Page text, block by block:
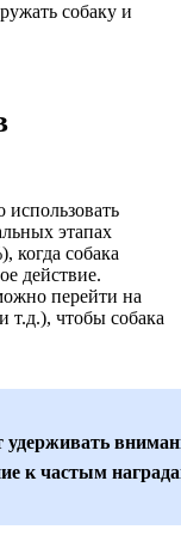
собаку и
этапах
когда собака
действие.
перейти на
т.д.), чтобы собака
удерживать
к частым